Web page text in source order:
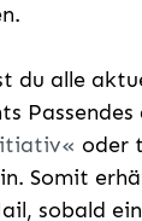
du alle
Passendes
oder
Somit
sobald